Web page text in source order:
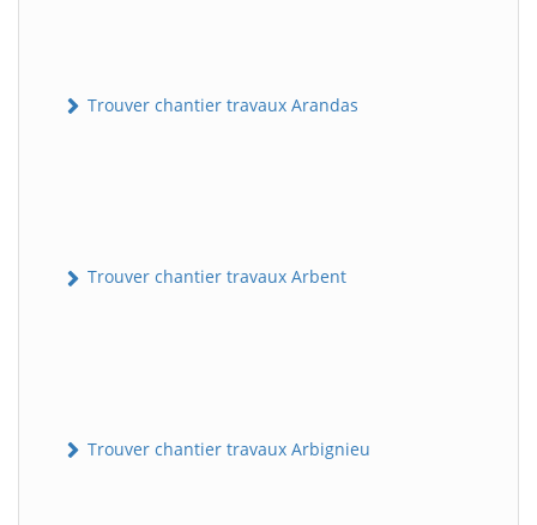
Trouver chantier travaux Arandas
Trouver chantier travaux Arbent
Trouver chantier travaux Arbignieu